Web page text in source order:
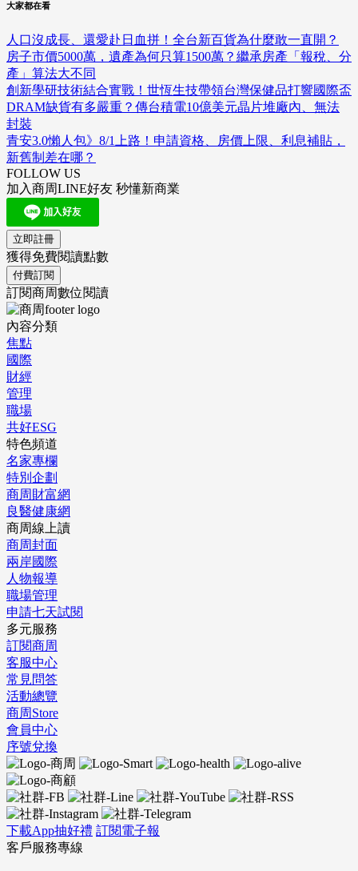
大家都在看
人口沒成長、還愛赴日血拼！全台新百貨為什麼敢一直開？
房子市價5000萬，遺產為何只算1500萬？繼承房產「報稅、分
產」算法大不同
創新學研技術結合實戰！世恆生技帶領台灣保健品打響國際盃
DRAM缺貨有多嚴重？傳台積電10億美元晶片堆廠內、無法
封裝
青安3.0懶人包》8/1上路！申請資格、房價上限、利息補貼，
新舊制差在哪？
FOLLOW US
加入商周LINE好友 秒懂新商業
立即註冊
獲得免費閱讀點數
付費訂閱
訂閱商周數位閱讀
內容分類
焦點
國際
財經
管理
職場
共好ESG
特色頻道
名家專欄
特別企劃
商周財富網
良醫健康網
商周線上讀
商周封面
兩岸國際
人物報導
職場管理
申請七天試閱
多元服務
訂閱商周
客服中心
常見問答
活動總覽
商周Store
會員中心
序號兌換
下載App抽好禮 訂閱電子報
客戶服務專線